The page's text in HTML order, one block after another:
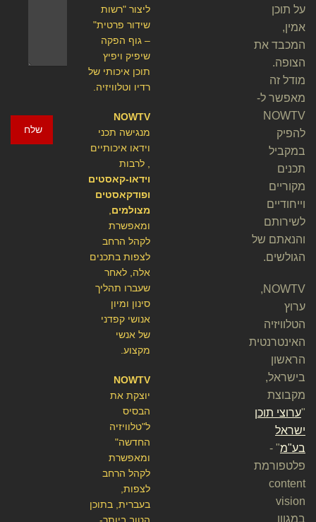
שלח
ליצור "רשות
שידור פרטית"
– גוף הפקה
שיפיק ויפיץ
תוכן איכותי של
רדיו וטלוויזיה.
NOWTV
מנגישה תכני
וידאו איכותיים
, לרבות
וידאו-קאסטים
ופודקאסטים
מצולמים,
ומאפשרת
לקהל הרחב
לצפות בתכנים
אלה, לאחר
שעברו תהליך
סינון ומיון
אנושי קפדני
של אנשי
מקצוע.
NOWTV
יוצקת את
הבסיס
ל"טלוויזיה
החדשה"
ומאפשרת
לקהל הרחב
לצפות,
בעברית, בתוכן
על תוכן
אמין,
המכבד את
הצופה.
מודל זה
מאפשר ל-
NOWTV
להפיק
במקביל
תכנים
מקוריים
וייחודיים
לשירותם
והנאתם של
הגולשים.
NOWTV,
ערוץ
הטלוויזיה
האינטרנטית
הראשון
בישראל,
מקבוצת
ערוצי תוכן
ישראל
בע"מ" -
פלטפורמת
content
vision
במגוון